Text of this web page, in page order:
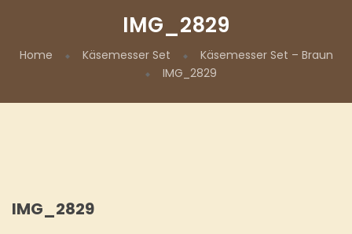
IMG_2829
Home Käsemesser Set
Käsemesser Set – Braun
IMG_2829
IMG_2829